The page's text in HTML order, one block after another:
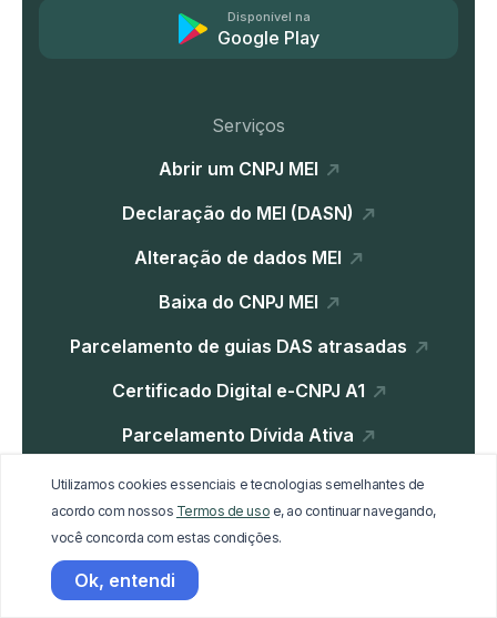
Disponível na
Google Play
Serviços
Abrir um CNPJ MEI
Declaração do MEI (DASN)
Alteração de dados MEI
Baixa do CNPJ MEI
Parcelamento de guias DAS atrasadas
Certificado Digital e-CNPJ A1
Parcelamento Dívida Ativa
Institucional
Utilizamos cookies essenciais e tecnologias semelhantes de
acordo com nossos Termos de uso e, ao continuar navegando,
você concorda com estas condições.
Ok, entendi